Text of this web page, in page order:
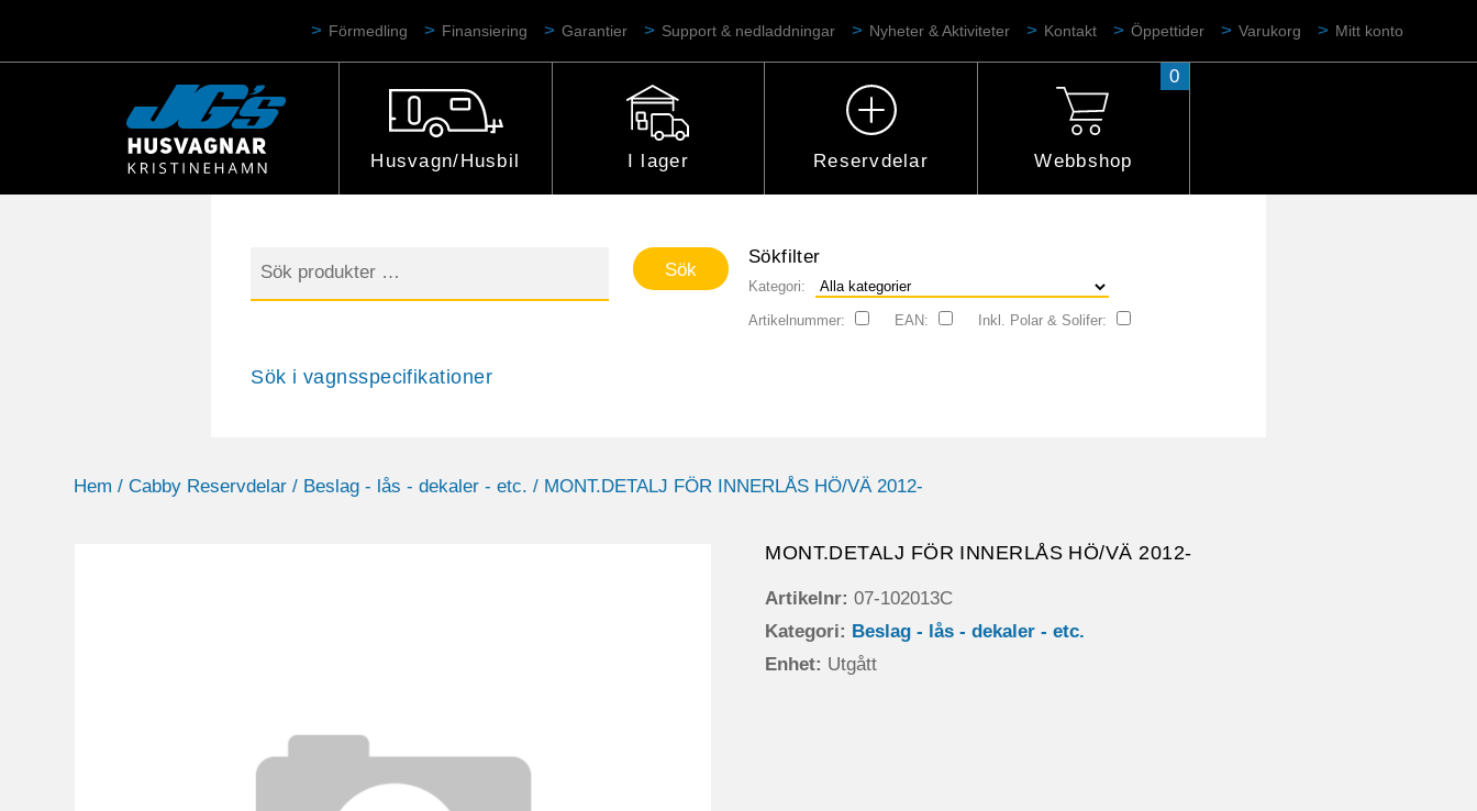
Förmedling Finansiering Garantier Support & nedladdningar Nyheter & Aktiviteter Kontakt Öppettider Varukorg Mitt konto
Husvagn/Husbil I lager Reservdelar Webbshop
0
efter:
Sökfilter
Kategori:
Artikelnummer: EAN: Inkl. Polar & Solifer:
Sök i vagnsspecifikationer
Hem / Cabby Reservdelar / Beslag - lås - dekaler - etc. / MONT.DETALJ FÖR INNERLÅS HÖ/VÄ 2012-
MONT.DETALJ FÖR INNERLÅS HÖ/VÄ 2012-
Artikelnr:07-102013C
Kategori: Beslag - lås - dekaler - etc.
Enhet: Utgått